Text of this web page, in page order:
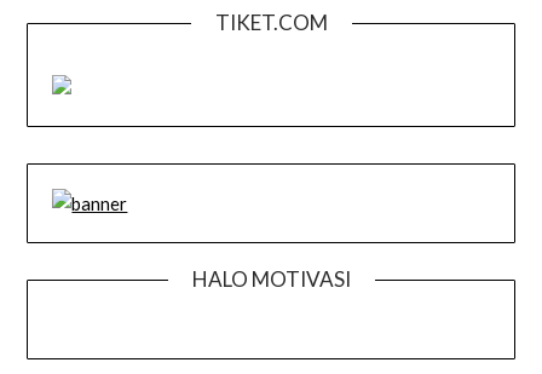
TIKET.COM
HALO MOTIVASI